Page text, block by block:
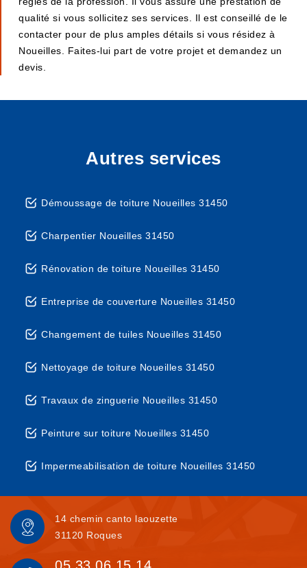
qualité si vous sollicitez ses services. Il est conseillé de le
contacter pour de plus amples détails si vous résidez à
Noueilles. Faites-lui part de votre projet et demandez un
devis.
Autres services
Démoussage de toiture Noueilles 31450
Charpentier Noueilles 31450
Rénovation de toiture Noueilles 31450
Entreprise de couverture Noueilles 31450
Changement de tuiles Noueilles 31450
Nettoyage de toiture Noueilles 31450
Travaux de zinguerie Noueilles 31450
Peinture sur toiture Noueilles 31450
Impermeabilisation de toiture Noueilles 31450
14 chemin canto laouzette
31120 Roques